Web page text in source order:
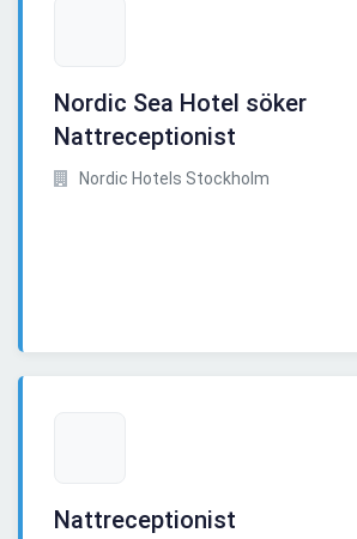
Nordic Sea Hotel söker
Nattreceptionist
Nordic Hotels Stockholm
Nattreceptionist